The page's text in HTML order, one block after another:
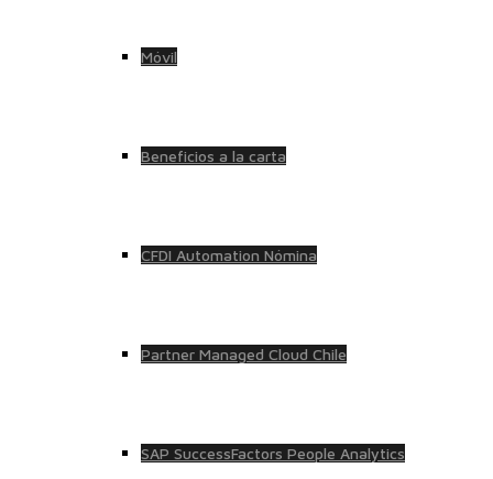
Móvil
Beneficios a la carta
CFDI Automation Nómina
Partner Managed Cloud Chile
SAP SuccessFactors People Analytics